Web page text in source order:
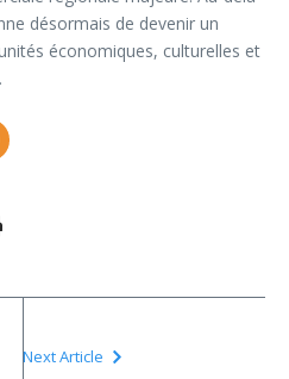
désormais de devenir un
économiques, culturelles et
Next Article